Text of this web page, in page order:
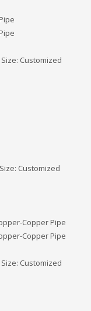
Customized
Customized
Copper Pipe
Copper Pipe
Customized